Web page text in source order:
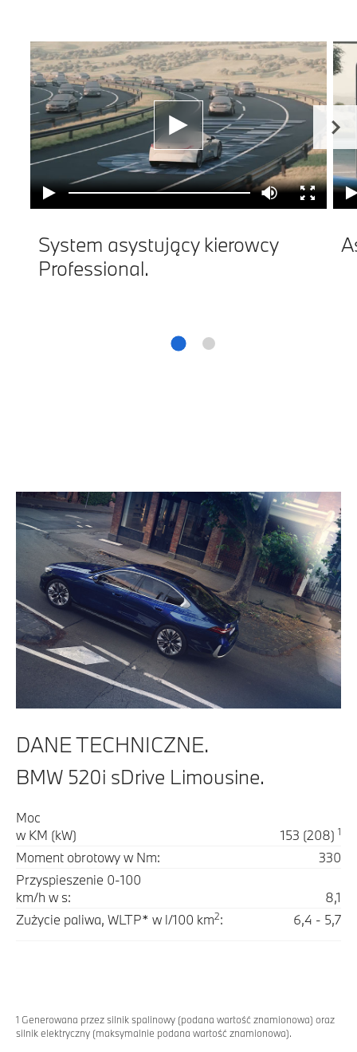
System asystujący kierowcy
Professional.
DANE TECHNICZNE.
BMW 520i sDrive Limousine.
Moc
w KM (kW)
153 (208) 1
Moment obrotowy w Nm:
330
Przyspieszenie 0-100
km/h w s:
8,1
Zużycie paliwa, WLTP* w l/100 km2: 6,4 - 5,7
1 Generowana przez silnik spalinowy (podana wartość znamionowa) oraz
silnik elektryczny (maksymalnie podana wartość znamionowa).